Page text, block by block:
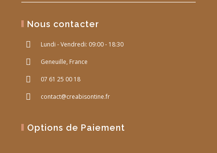
Nous contacter
Lundi - Vendredi: 09:00 - 18:30
Geneuille, France
07 61 25 00 18
contact@creabisontine.fr
Options de Paiement